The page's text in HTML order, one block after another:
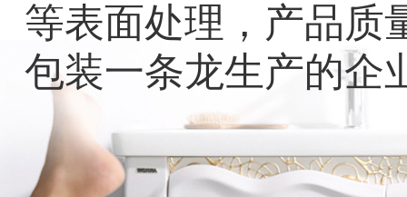
等表面处理，产品质
包装一条龙生产的企